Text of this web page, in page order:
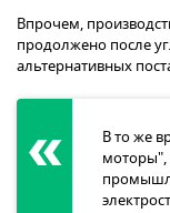
Впрочем,
продолжено после
альтернативных
В то же
моторы",